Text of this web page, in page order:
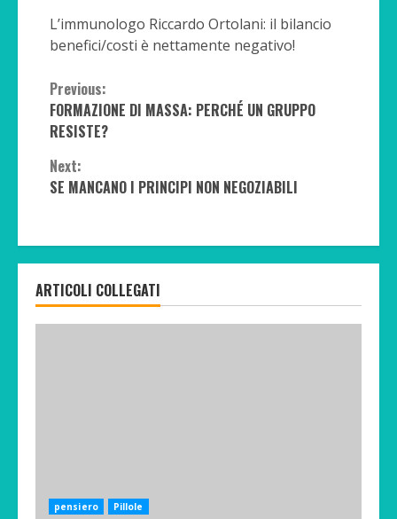
L’immunologo Riccardo Ortolani: il bilancio
benefici/costi è nettamente negativo!
Continue
Reading
Previous:
FORMAZIONE DI MASSA: PERCHÉ UN GRUPPO
RESISTE?
Next:
SE MANCANO I PRINCIPI NON NEGOZIABILI
ARTICOLI COLLEGATI
pensiero Pillole